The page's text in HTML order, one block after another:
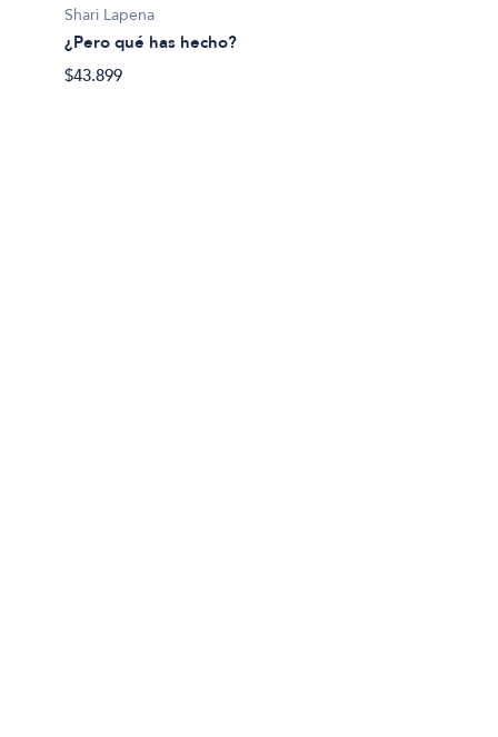
Shari Lapena
¿Pero qué has hecho?
$43.899